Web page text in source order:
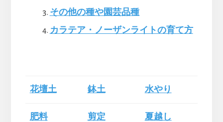
その他の種や園芸品種
カラテア・ノーザンライトの育て方
花壇土 鉢土 水やり
肥料 剪定 夏越し